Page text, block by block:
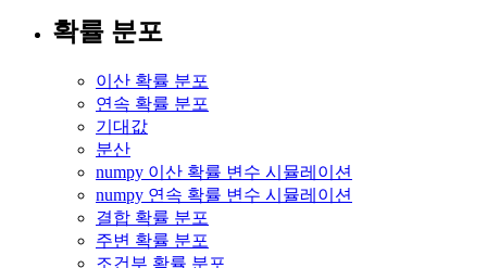
확률 분포
이산 확률 분포
연속 확률 분포
기대값
분산
numpy 이산 확률 변수 시뮬레이션
numpy 연속 확률 변수 시뮬레이션
결합 확률 분포
주변 확률 분포
조건부 확률 분포